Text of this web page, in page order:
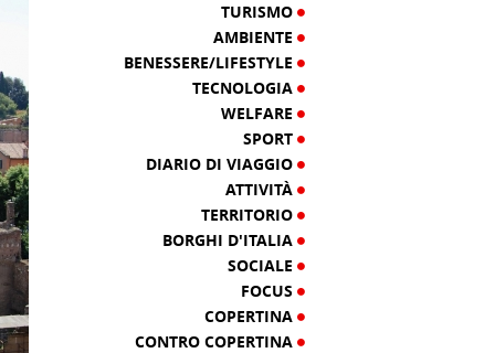
TURISMO
AMBIENTE
BENESSERE/LIFESTYLE
TECNOLOGIA
WELFARE
SPORT
DIARIO DI VIAGGIO
ATTIVITÀ
TERRITORIO
BORGHI D'ITALIA
SOCIALE
FOCUS
COPERTINA
CONTRO COPERTINA